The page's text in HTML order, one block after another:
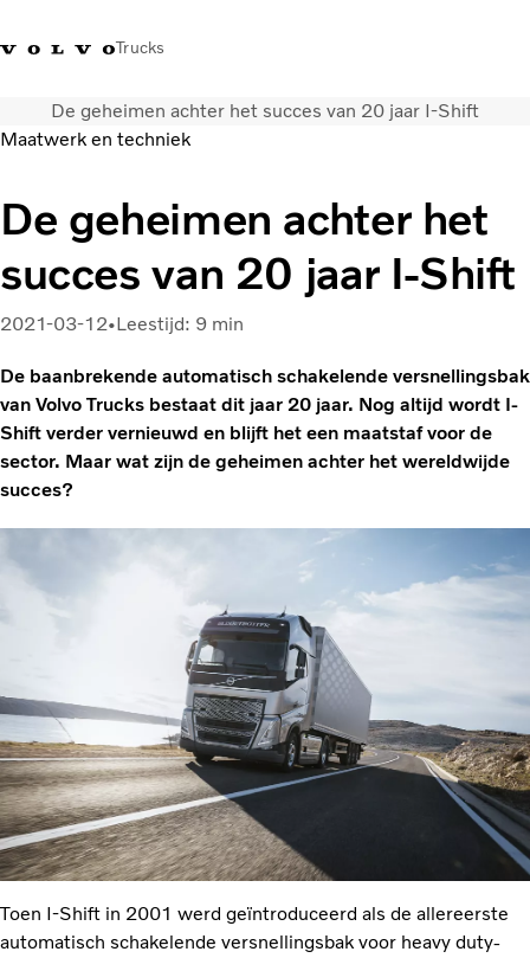
Trucks
Kennis vergrotenMerchandiseInloggenNederland
Transportoplossingen
CO2-reductie
Trucks
Truck Builder
Services
Nieuws
Over ons
De geheimen achter het succes van 20 jaar I-Shift
Maatwerk en techniek
De geheimen achter het
succes van 20 jaar I-Shift
2021-03-12 Leestijd: 9 min
De baanbrekende automatisch schakelende versnellingsbak
van Volvo Trucks bestaat dit jaar 20 jaar. Nog altijd wordt I-
Shift verder vernieuwd en blijft het een maatstaf voor de
sector. Maar wat zijn de geheimen achter het wereldwijde
succes?
Toen I-Shift in 2001 werd geïntroduceerd als de allereerste
automatisch schakelende versnellingsbak voor heavy duty-